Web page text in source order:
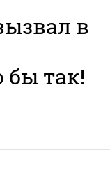
в
бы так!